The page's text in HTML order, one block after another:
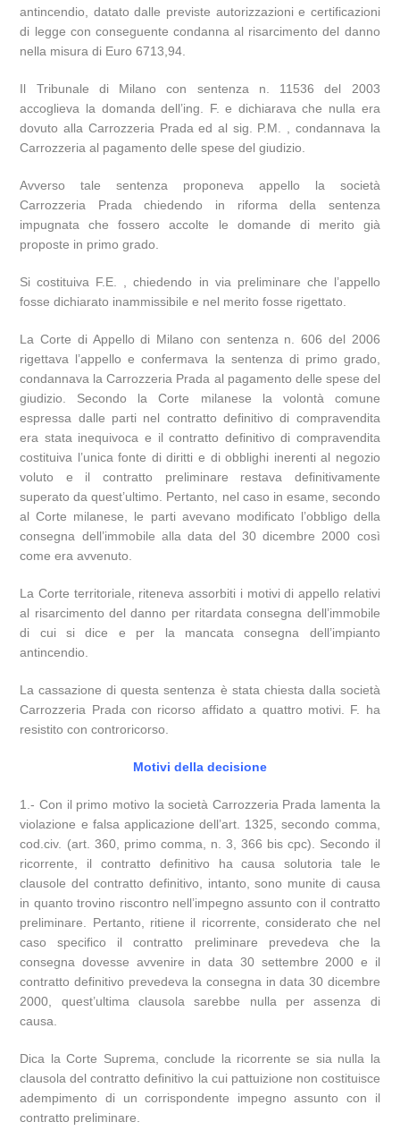
antincendio, datato dalle previste autorizzazioni e certificazioni
di legge con conseguente condanna al risarcimento del danno
nella misura di Euro 6713,94.
Il Tribunale di Milano con sentenza n. 11536 del 2003
accoglieva la domanda dell’ing. F. e dichiarava che nulla era
dovuto alla Carrozzeria Prada ed al sig. P.M. , condannava la
Carrozzeria al pagamento delle spese del giudizio.
Avverso tale sentenza proponeva appello la società
Carrozzeria Prada chiedendo in riforma della sentenza
impugnata che fossero accolte le domande di merito già
proposte in primo grado.
Si costituiva F.E. , chiedendo in via preliminare che l’appello
fosse dichiarato inammissibile e nel merito fosse rigettato.
La Corte di Appello di Milano con sentenza n. 606 del 2006
rigettava l’appello e confermava la sentenza di primo grado,
condannava la Carrozzeria Prada al pagamento delle spese del
giudizio. Secondo la Corte milanese la volontà comune
espressa dalle parti nel contratto definitivo di compravendita
era stata inequivoca e il contratto definitivo di compravendita
costituiva l’unica fonte di diritti e di obblighi inerenti al negozio
voluto e il contratto preliminare restava definitivamente
superato da quest’ultimo. Pertanto, nel caso in esame, secondo
al Corte milanese, le parti avevano modificato l’obbligo della
consegna dell’immobile alla data del 30 dicembre 2000 così
come era avvenuto.
La Corte territoriale, riteneva assorbiti i motivi di appello relativi
al risarcimento del danno per ritardata consegna dell’immobile
di cui si dice e per la mancata consegna dell’impianto
antincendio.
La cassazione di questa sentenza è stata chiesta dalla società
Carrozzeria Prada con ricorso affidato a quattro motivi. F. ha
resistito con controricorso.
Motivi della decisione
1.- Con il primo motivo la società Carrozzeria Prada lamenta la
violazione e falsa applicazione dell’art. 1325, secondo comma,
cod.civ. (art. 360, primo comma, n. 3, 366 bis cpc). Secondo il
ricorrente, il contratto definitivo ha causa solutoria tale le
clausole del contratto definitivo, intanto, sono munite di causa
in quanto trovino riscontro nell’impegno assunto con il contratto
preliminare. Pertanto, ritiene il ricorrente, considerato che nel
caso specifico il contratto preliminare prevedeva che la
consegna dovesse avvenire in data 30 settembre 2000 e il
contratto definitivo prevedeva la consegna in data 30 dicembre
2000, quest’ultima clausola sarebbe nulla per assenza di
causa.
Dica la Corte Suprema, conclude la ricorrente se sia nulla la
clausola del contratto definitivo la cui pattuizione non costituisce
adempimento di un corrispondente impegno assunto con il
contratto preliminare.